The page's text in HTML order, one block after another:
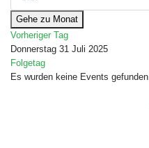
Gehe zu Monat
Vorheriger Tag
Donnerstag 31 Juli 2025
Folgetag
Es wurden keine Events gefunden